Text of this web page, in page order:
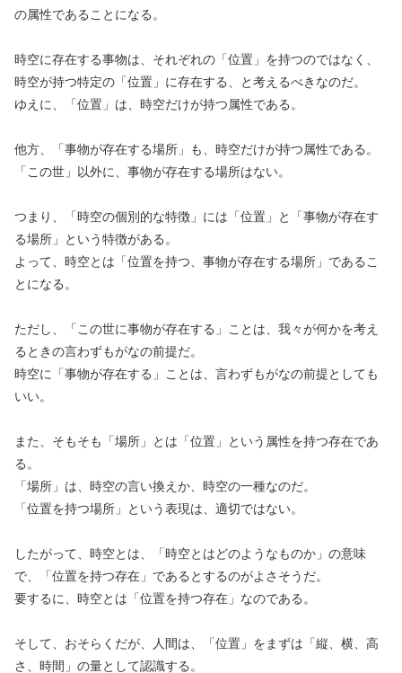
の属性であることになる。
時空に存在する事物は、それぞれの「位置」を持つのではなく、
時空が持つ特定の「位置」に存在する、と考えるべきなのだ。
ゆえに、「位置」は、時空だけが持つ属性である。
他方、「事物が存在する場所」も、時空だけが持つ属性である。
「この世」以外に、事物が存在する場所はない。
つまり、「時空の個別的な特徴」には「位置」と「事物が存在す
る場所」という特徴がある。
よって、時空とは「位置を持つ、事物が存在する場所」であるこ
とになる。
ただし、「この世に事物が存在する」ことは、我々が何かを考え
るときの言わずもがなの前提だ。
時空に「事物が存在する」ことは、言わずもがなの前提としても
いい。
また、そもそも「場所」とは「位置」という属性を持つ存在であ
る。
「場所」は、時空の言い換えか、時空の一種なのだ。
「位置を持つ場所」という表現は、適切ではない。
したがって、時空とは、「時空とはどのようなものか」の意味
で、「位置を持つ存在」であるとするのがよさそうだ。
要するに、時空とは「位置を持つ存在」なのである。
そして、おそらくだが、人間は、「位置」をまずは「縦、横、高
さ、時間」の量として認識する。